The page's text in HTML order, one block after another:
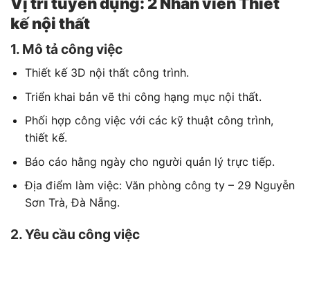
kế nội thất
1. Mô tả công việc
Thiết kế 3D nội thất công trình.
Triển khai bản vẽ thi công hạng mục nội thất.
Phối hợp công việc với các kỹ thuật công trình,
thiết kế.
Báo cáo hằng ngày cho người quản lý trực tiếp.
Địa điểm làm việc: Văn phòng công ty – 29 Nguyễn
Sơn Trà, Đà Nẵng.
2. Yêu cầu công việc